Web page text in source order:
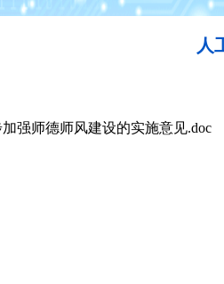
人
强师德师风建设的实施意见.doc